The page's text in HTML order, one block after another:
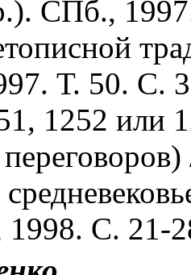
СПб.,
Т. 50. С.
1252 или
С. 21-